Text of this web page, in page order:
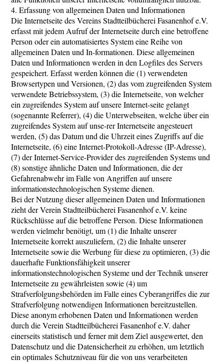
4. Erfassung von allgemeinen Daten und Informationen
Die Internetseite des Vereins Stadtteilbücherei Fasanenhof e.V.
erfasst mit jedem Aufruf der Internetseite durch eine betroffene
Person oder ein automatisiertes System eine Reihe von
allgemeinen Daten und In-formationen. Diese allgemeinen
Daten und Informationen werden in den Logfiles des Servers
gespeichert. Erfasst werden können die (1) verwendeten
Browsertypen und Versionen, (2) das vom zugreifenden System
verwendete Betriebssystem, (3) die Internetseite, von welcher
ein zugreifendes System auf unsere Internet-seite gelangt
(sogenannte Referrer), (4) die Unterwebseiten, welche über ein
zugreifendes System auf unse-rer Internetseite angesteuert
werden, (5) das Datum und die Uhrzeit eines Zugriffs auf die
Internetseite, (6) eine Internet-Protokoll-Adresse (IP-Adresse),
(7) der Internet-Service-Provider des zugreifenden Systems und
(8) sonstige ähnliche Daten und Informationen, die der
Gefahrenabwehr im Falle von Angriffen auf unsere
informationstechnologischen Systeme dienen.
Bei der Nutzung dieser allgemeinen Daten und Informationen
zieht der Verein Stadtteilbücherei Fasanenhof e.V. keine
Rückschlüsse auf die betroffene Person. Diese Informationen
werden vielmehr benötigt, um (1) die Inhalte unserer
Internetseite korrekt auszuliefern, (2) die Inhalte unserer
Internetseite sowie die Werbung für diese zu optimieren, (3) die
dauerhafte Funktionsfähigkeit unserer
informationstechnologischen Systeme und der Technik unserer
Internetseite zu gewährleisten sowie (4) um
Strafverfolgungsbehörden im Falle eines Cyberangriffes die zur
Strafverfolgung notwendigen Informationen bereitzustellen.
Diese anonym erhobenen Daten und Informationen werden
durch die Verein Stadtteilbücherei Fasanenhof e.V. daher
einerseits statistisch und ferner mit dem Ziel ausgewertet, den
Datenschutz und die Datensicherheit zu erhöhen, um letztlich
ein optimales Schutzniveau für die von uns verarbeiteten